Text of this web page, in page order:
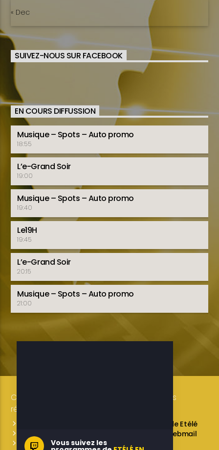
« Dec
SUIVEZ-NOUS SUR FACEBOOK
EN COURS DIFFUSSION
Musique – Spots – Auto promo
18:55
L’e-Grand Soir
19:00
Musique – Spots – Auto promo
19:40
Le19H
19:45
L’e-Grand Soir
20:15
Musique – Spots – Auto promo
21:00
Copyright 2019-2025 ETELE BENIN Tous droits
réservés / Conception: LUXE CONSULTING
L’équipe de Etélé
Webmail
Contactez-nous
Vous suivez les